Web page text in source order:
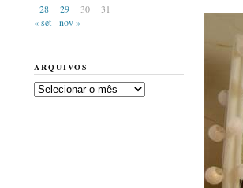
28
29 30
31
« set
nov »
ARQUIVOS
Arquivos